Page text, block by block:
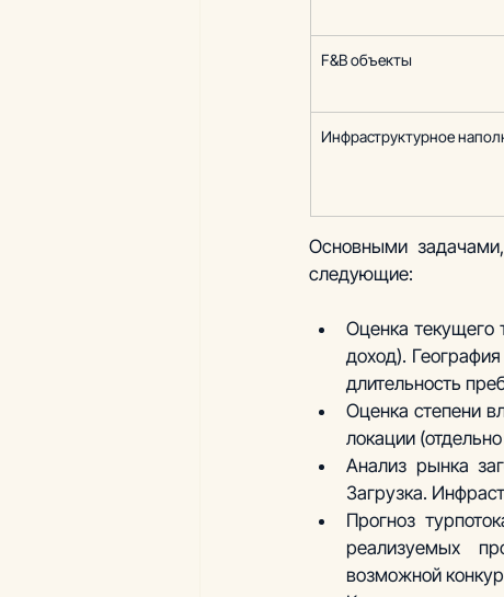
F&B объекты
Инфраструктурное
Основными
следующие:
Оценка текущего
доход).
длительность
Оценка степени
локации
Анализ рынка
Загрузка.
Прогноз
реализуемых
возможной